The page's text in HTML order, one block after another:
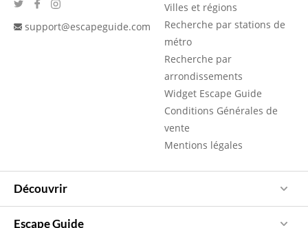
support@escapeguide.com
Villes et régions
Recherche par stations de
métro
Recherche par
arrondissements
Widget Escape Guide
Conditions Générales de
vente
Mentions légales
Découvrir
Escape Guide